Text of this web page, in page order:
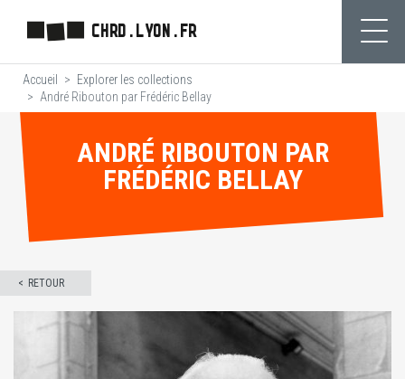
contenu
principal
CHRD.LYON.FR
Accueil
Explorer les collections
André Ribouton par Frédéric Bellay
ANDRÉ RIBOUTON PAR
FRÉDÉRIC BELLAY
RETOUR